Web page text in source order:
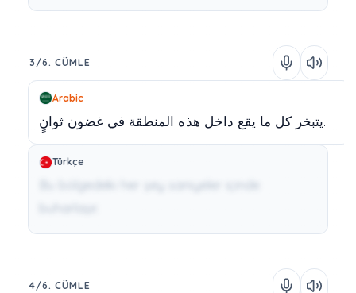
3/6. CÜMLE
Arabic
يتبخر كل ما يقع داخل هذه المنطقة في غضون ثوانٍ.
Türkçe
Bu bölgedeki her şey saniyeler içinde
4/6. CÜMLE